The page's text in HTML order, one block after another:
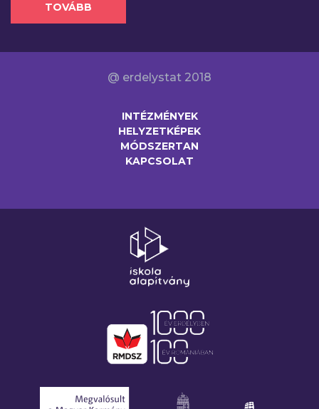
TOVÁBB
@ erdelystat 2018
INTÉZMÉNYEK
HELYZETKÉPEK
MÓDSZERTAN
KAPCSOLAT